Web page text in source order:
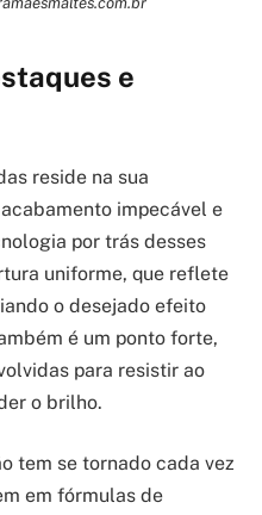
e
reside na sua
impecável e
por trás desses
uniforme, que reflete
o desejado efeito
é um ponto forte,
para resistir ao
o brilho.
tem se tornado cada vez
em fórmulas de